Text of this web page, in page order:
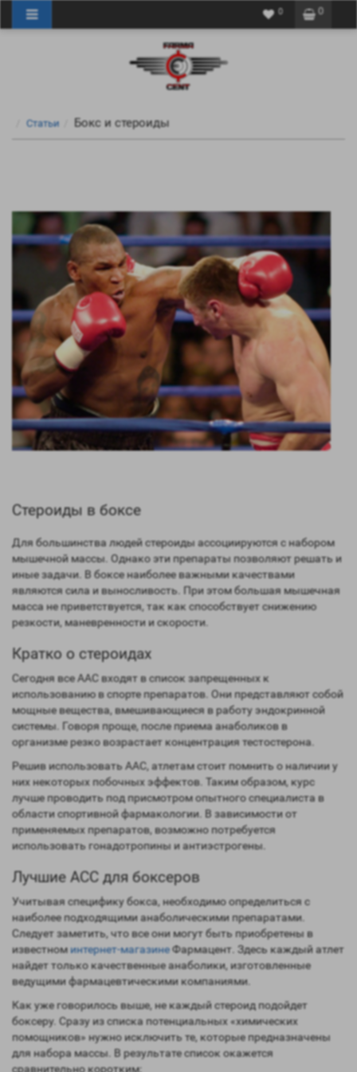
0
0
Статьи Бокс и стероиды
Стероиды в боксе
Для большинства людей стероиды ассоциируются с набором
мышечной массы. Однако эти препараты позволяют решать и
иные задачи. В боксе наиболее важными качествами
являются сила и выносливость. При этом большая мышечная
масса не приветствуется, так как способствует снижению
резкости, маневренности и скорости.
Кратко о стероидах
Сегодня все ААС входят в список запрещенных к
использованию в спорте препаратов. Они представляют собой
мощные вещества, вмешивающиеся в работу эндокринной
системы. Говоря проще, после приема анаболиков в
организме резко возрастает концентрация тестостерона.
Решив использовать ААС, атлетам стоит помнить о наличии у
них некоторых побочных эффектов. Таким образом, курс
лучше проводить под присмотром опытного специалиста в
области спортивной фармакологии. В зависимости от
применяемых препаратов, возможно потребуется
использовать гонадотропины и антиэстрогены.
Лучшие ACC для боксеров
Учитывая специфику бокса, необходимо определиться с
наиболее подходящими анаболическими препаратами.
Следует заметить, что все они могут быть приобретены в
известноминтернет-магазинеФармацент. Здесь каждый атлет
найдет только качественные анаболики, изготовленные
ведущими фармацевтическими компаниями.
Как уже говорилось выше, не каждый стероид подойдет
боксеру. Сразу из списка потенциальных «химических
помощников» нужно исключить те, которые предназначены
для набора массы. В результате список окажется
сравнительно коротким: